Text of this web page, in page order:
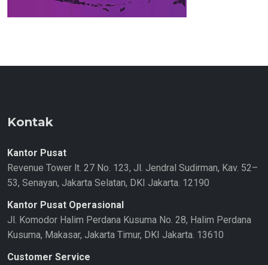
Kontak
Kantor Pusat
Revenue Tower lt. 27 No. 123, Jl. Jendral Sudirman, Kav. 52–
53, Senayan, Jakarta Selatan, DKI Jakarta. 12190
Kantor Pusat Operasional
Jl. Komodor Halim Perdana Kusuma No. 28, Halim Perdana
Kusuma, Makasar, Jakarta Timur, DKI Jakarta. 13610
Customer Service